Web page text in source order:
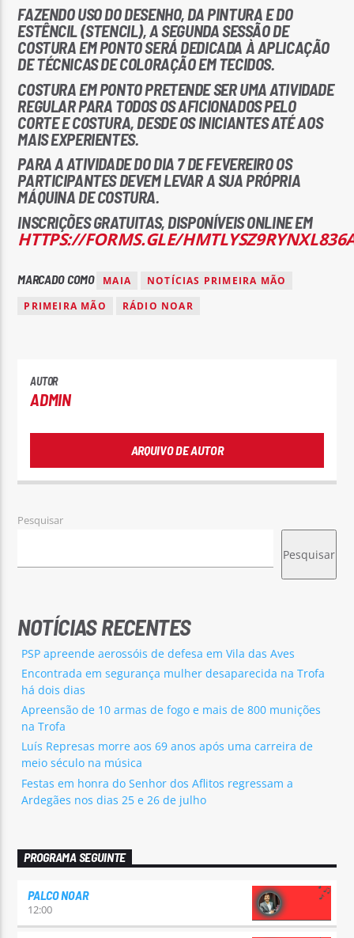
FAZENDO USO DO DESENHO, DA PINTURA E DO
ESTÊNCIL (STENCIL), A SEGUNDA SESSÃO DE
COSTURA EM PONTO SERÁ DEDICADA À APLICAÇÃO
DE TÉCNICAS DE COLORAÇÃO EM TECIDOS.
COSTURA EM PONTO PRETENDE SER UMA ATIVIDADE
REGULAR PARA TODOS OS AFICIONADOS PELO
CORTE E COSTURA, DESDE OS INICIANTES ATÉ AOS
MAIS EXPERIENTES.
PARA A ATIVIDADE DO DIA 7 DE FEVEREIRO OS
PARTICIPANTES DEVEM LEVAR A SUA PRÓPRIA
MÁQUINA DE COSTURA.
INSCRIÇÕES GRATUITAS, DISPONÍVEIS ONLINE EM
HTTPS://FORMS.GLE/
MARCADO COMO MAIA
NOTÍCIAS PRIMEIRA MÃO
PRIMEIRA MÃO
RÁDIO NOAR
AUTOR
ADMIN
ARQUIVO DE AUTOR
Pesquisar
Pesquisar
NOTÍCIAS RECENTES
PSP apreende aerossóis de defesa em Vila das Aves
Encontrada em segurança mulher desaparecida na Trofa
há dois dias
Apreensão de 10 armas de fogo e mais de 800 munições
na Trofa
Luís Represas morre aos 69 anos após uma carreira de
meio século na música
Festas em honra do Senhor dos Aflitos regressam a
Ardegães nos dias 25 e 26 de julho
PROGRAMA SEGUINTE
PALCO NOAR
12:00